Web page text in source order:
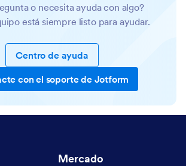
o necesita ayuda con algo?
está siempre listo para ayudar.
Centro de ayuda
con el soporte de Jotform
Mercado